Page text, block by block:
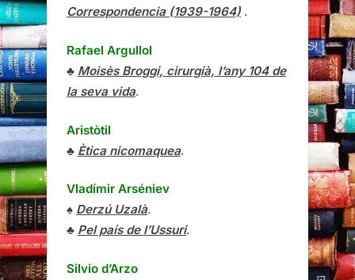
Correspondencia (1939-1964) .
Rafael Argullol
♣ Moisès Broggi, cirurgià, l’any 104 de
la seva vida.
Aristòtil
♣ Ètica nicomaquea.
Vladímir Arséniev
♠ Derzú Uzalà.
♣ Pel país de l’Ussuri.
Silvio d’Arzo